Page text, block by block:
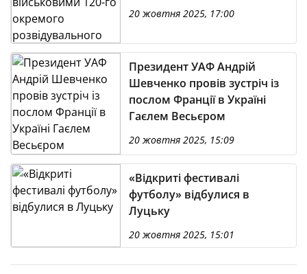
20 жовтня 2025, 17:00
Президент УАФ Андрій
Шевченко провів зустріч із
послом Франції в Україні
Гаєлем Весьєром
20 жовтня 2025, 15:09
«Відкриті фестивалі
футболу» відбулися в
Луцьку
20 жовтня 2025, 15:01